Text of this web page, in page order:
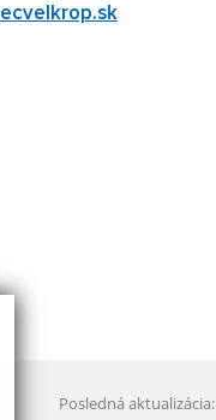
Posledná aktualizácia: